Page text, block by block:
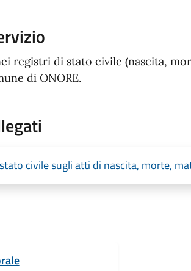
registri di stato civile (nascita,
di ONORE.
civile sugli atti di nascita, morte,